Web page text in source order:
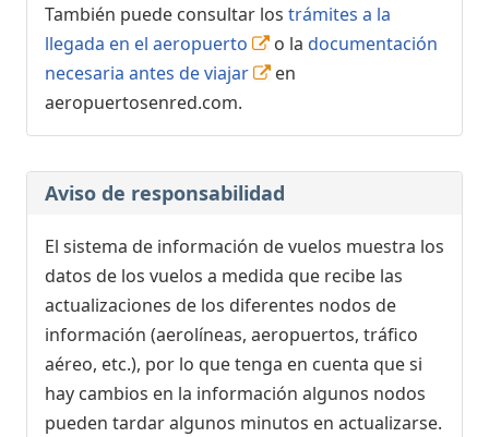
También puede consultar los trámites a la
llegada en el aeropuerto
o la documentación
necesaria antes de viajar
en
aeropuertosenred.com.
Aviso de responsabilidad
El sistema de información de vuelos muestra los
datos de los vuelos a medida que recibe las
actualizaciones de los diferentes nodos de
información (aerolíneas, aeropuertos, tráfico
aéreo, etc.), por lo que tenga en cuenta que si
hay cambios en la información algunos nodos
pueden tardar algunos minutos en actualizarse.